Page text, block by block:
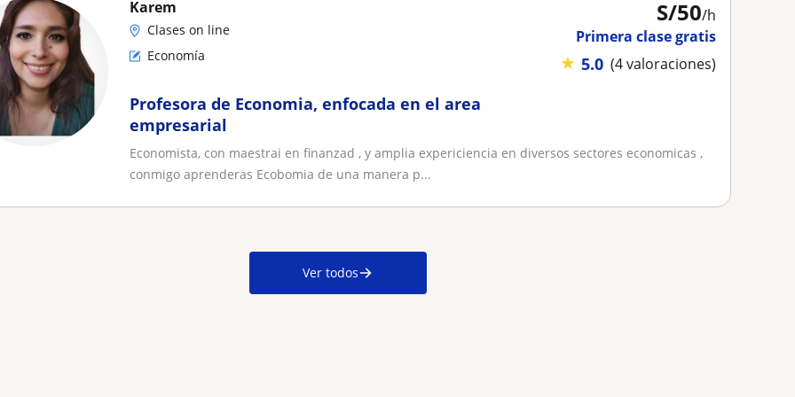
S/50/h
Primera clase gratis
★ 5.0 (4 valoraciones)
Karem
Clases on line
Economía
Profesora de Economia, enfocada en el area
empresarial
Economista, con maestrai en finanzad , y amplia expericiencia en diversos sectores economicas ,
conmigo aprenderas Ecobomia de una manera p...
Ver todos